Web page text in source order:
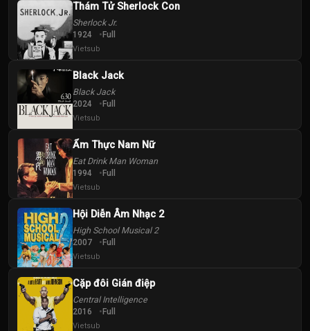
Thám Tử Sherlock Con
Sherlock Jr.
1924 Full
Vietsub
Black Jack
Black Jack
2024 Full
Vietsub
Ẩm Thực Nam Nữ
Eat Drink Man Woman
1994 Full
Vietsub
Hội Diễn Âm Nhạc 2
High School Musical 2
2007 Full
Vietsub
Cặp đôi Gián điệp
Central Intelligence
2016 Full
Vietsub